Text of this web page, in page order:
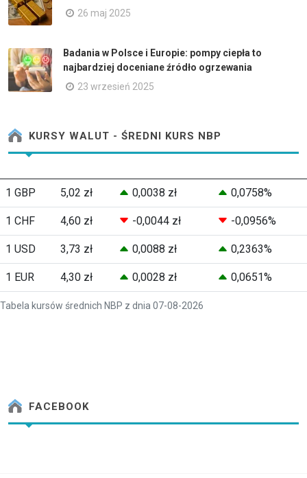
26 maj 2025
Badania w Polsce i Europie: pompy ciepła to
najbardziej doceniane źródło ogrzewania
23 wrzesień 2025
KURSY WALUT - ŚREDNI KURS NBP
Tabela kursów średnich NBP z dnia 07-08-2026
1 GBP 5,02 zł 0,0038 zł 0,0758%
1 CHF 4,60 zł -0,0044 zł -0,0956%
1 USD 3,73 zł 0,0088 zł 0,2363%
1 EUR 4,30 zł 0,0028 zł 0,0651%
FACEBOOK